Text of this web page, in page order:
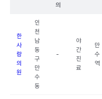
의
한
사
랑
의
원
인
천
남
동
구
만
수
동
-
야
간
진
료
만
수
역